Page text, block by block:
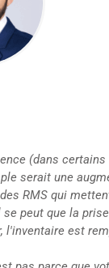
(dans
serait une
RMS qui
peut que la
est